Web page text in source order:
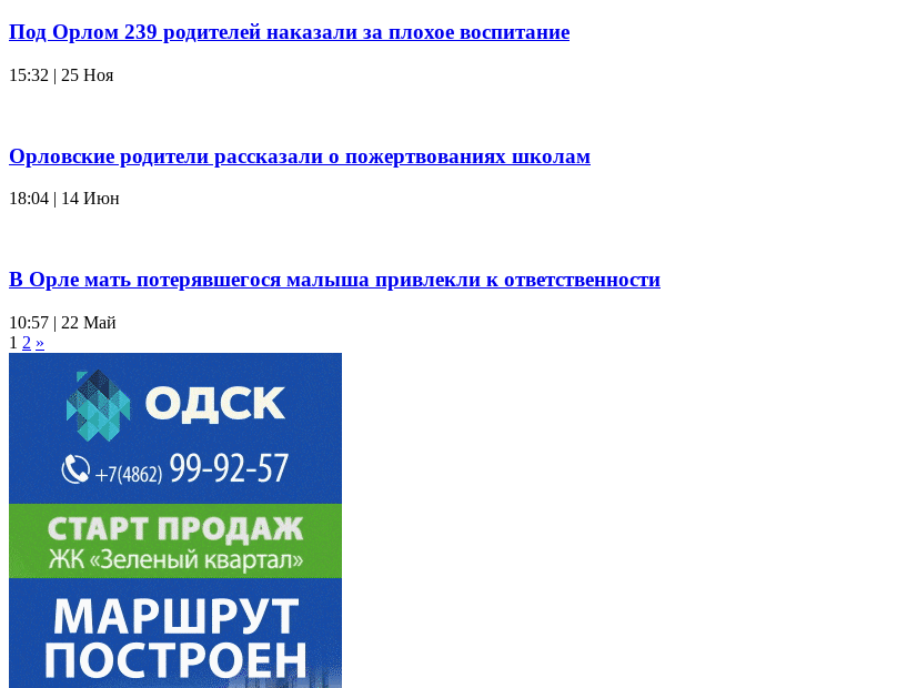
Под Орлом 239 родителей наказали за плохое воспитание
15:32 | 25 Ноя
Орловские родители рассказали о пожертвованиях школам
18:04 | 14 Июн
В Орле мать потерявшегося малыша привлекли к ответственности
10:57 | 22 Май
1 2 »